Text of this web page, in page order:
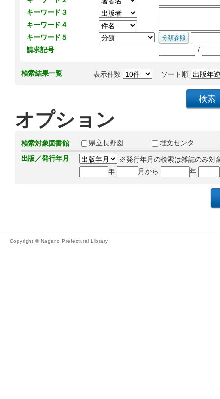
キーワード３
キーワード４
キーワード５
請求記号
/
検索結果一覧 表示件数 ソート順
オプション
検索対象図書館 県立長野図
埋文センタ
出版／発行年月
※発行年月の検索は雑誌のみ対
年
月から 年
Copyright © Nagano Prefectural Library